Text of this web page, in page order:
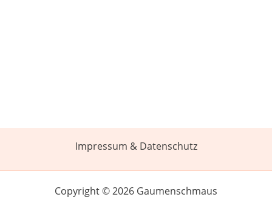
Impressum & Datenschutz
Copyright © 2026 Gaumenschmaus